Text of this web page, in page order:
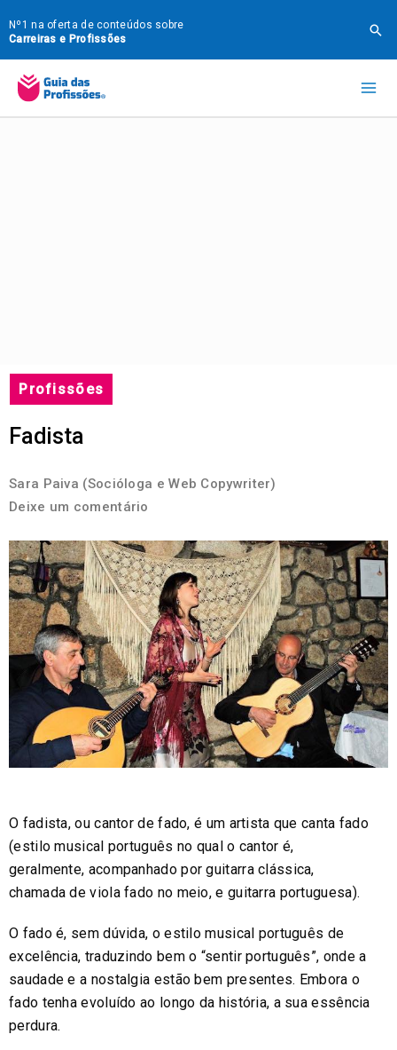
para
o
conteúdo
Nº1 na oferta de conteúdos sobre
Carreiras e Profissões
Profissões
Fadista
Sara Paiva (Socióloga e Web Copywriter)
Deixe um comentário
O fadista, ou cantor de fado, é um artista que canta fado
(estilo musical português no qual o cantor é,
geralmente, acompanhado por guitarra clássica,
chamada de viola fado no meio, e guitarra portuguesa).
O fado é, sem dúvida, o estilo musical português de
excelência, traduzindo bem o “sentir português”, onde a
saudade e a nostalgia estão bem presentes. Embora o
fado tenha evoluído ao longo da história, a sua essência
perdura.